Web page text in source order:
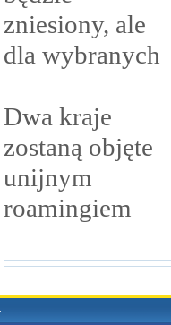
zniesiony, ale
dla wybranych
Dwa kraje
zostaną objęte
unijnym
roamingiem